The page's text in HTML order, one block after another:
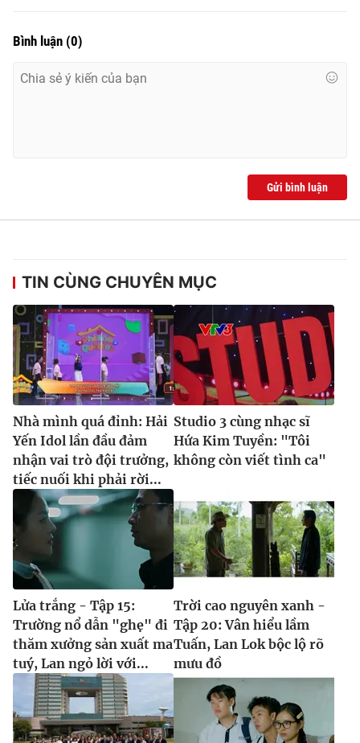
Bình luận (0)
Gửi bình luận
TIN CÙNG CHUYÊN MỤC
Nhà mình quá đỉnh: Hải
Yến Idol lần đầu đảm
nhận vai trò đội trưởng,
tiếc nuối khi phải rời...
Studio 3 cùng nhạc sĩ
Hứa Kim Tuyền: "Tôi
không còn viết tình ca"
Lửa trắng - Tập 15:
Trường nổ dẫn "ghẹ" đi
thăm xưởng sản xuất ma
tuý, Lan ngỏ lời với...
Trời cao nguyên xanh -
Tập 20: Vân hiểu lầm
Tuấn, Lan Lok bộc lộ rõ
mưu đồ